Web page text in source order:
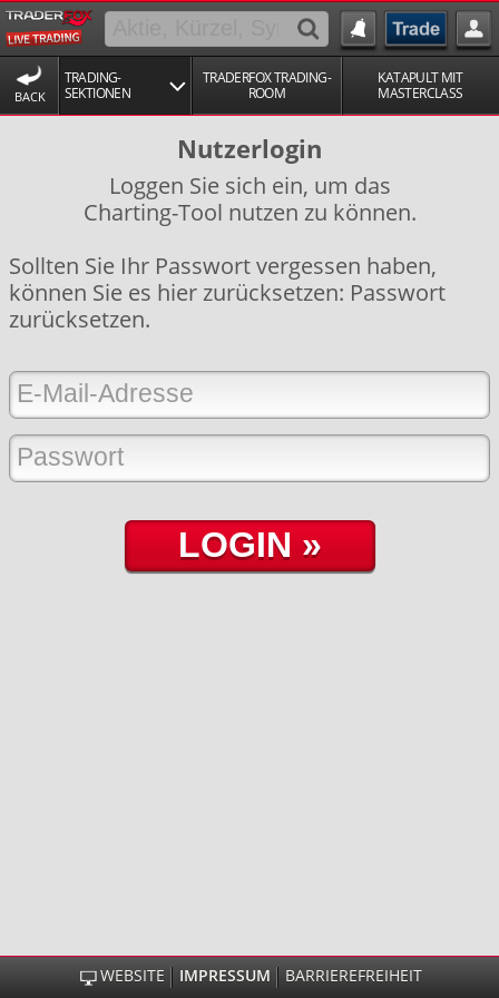
BACK
TRADING-
SEKTIONEN
TRADERFOX TRADING-
ROOM
KATAPULT MIT
MASTERCLASS
Nutzerlogin
Loggen Sie sich ein, um das
Charting-Tool nutzen zu können.
Sollten Sie Ihr Passwort vergessen haben,
können Sie es hier zurücksetzen: Passwort
zurücksetzen.
WEBSITE IMPRESSUM BARRIEREFREIHEIT